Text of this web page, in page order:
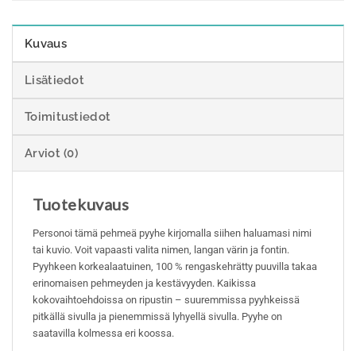
Kuvaus
Lisätiedot
Toimitustiedot
Arviot (0)
Tuotekuvaus
Personoi tämä pehmeä pyyhe kirjomalla siihen haluamasi nimi
tai kuvio. Voit vapaasti valita nimen, langan värin ja fontin.
Pyyhkeen korkealaatuinen, 100 % rengaskehrätty puuvilla takaa
erinomaisen pehmeyden ja kestävyyden. Kaikissa
kokovaihtoehdoissa on ripustin – suuremmissa pyyhkeissä
pitkällä sivulla ja pienemmissä lyhyellä sivulla. Pyyhe on
saatavilla kolmessa eri koossa.